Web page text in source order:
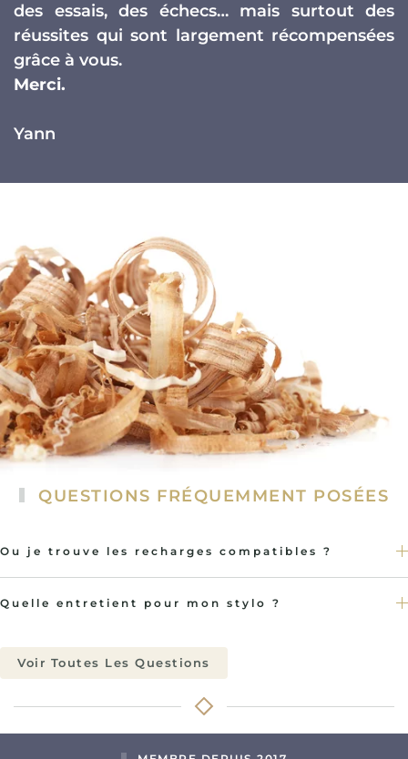
des essais, des échecs… mais surtout des
réussites qui sont largement récompensées
grâce à vous.
Merci.
Yann
QUESTIONS FRÉQUEMMENT POSÉES
Ou je trouve les recharges compatibles ?
Quelle entretient pour mon stylo ?
Voir Toutes Les Questions